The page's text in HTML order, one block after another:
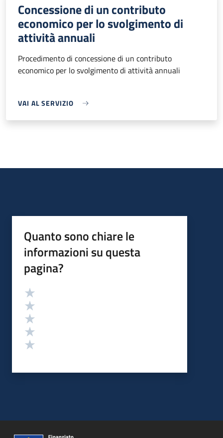
Concessione di un contributo
economico per lo svolgimento di
attività annuali
Procedimento di concessione di un contributo
economico per lo svolgimento di attività annuali
VAI AL SERVIZIO
Quanto sono chiare le
informazioni su questa
pagina?
Valutazione